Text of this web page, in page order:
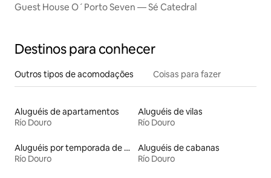
Guest House O´Porto Seven — Sé Catedral
Destinos para conhecer
Outros tipos de acomodações Coisas para fazer
Aluguéis de apartamentos
Río Douro
Aluguéis de vilas
Río Douro
Aluguéis por temporada de acomodações de luxo
Río Douro
Aluguéis de cabanas
Río Douro